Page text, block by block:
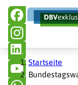
Direkt
zum
Inhalt
Pfadnavigation
Startseite